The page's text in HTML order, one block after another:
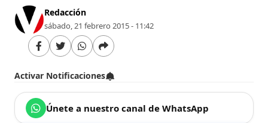
Redacción
sábado, 21 febrero 2015 - 11:42
Activar Notificaciones
Únete a nuestro canal de WhatsApp